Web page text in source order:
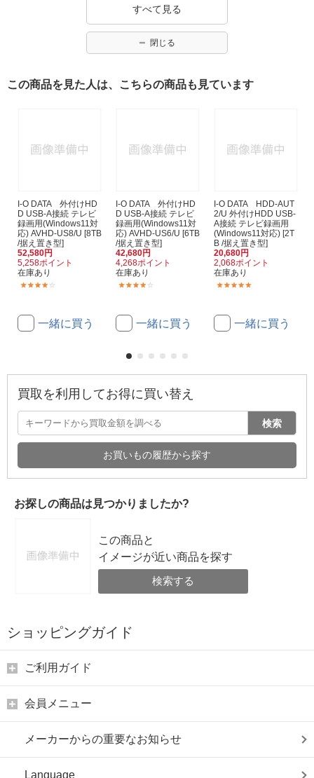
すべて見る
閉じる
この商品を見た人は、こちらの商品も見ています
I-O DATA 外付けHD
D USB-A接続 テレビ
録画用(Windows11対
応) AVHD-US8/U [8TB
/据え置き型]
52,580円
5,258ポイント
在庫あり
一緒に買う
I-O DATA 外付けHD
D USB-A接続 テレビ
録画用(Windows11対
応) AVHD-US6/U [6TB
/据え置き型]
42,680円
4,268ポイント
在庫あり
一緒に買う
I-O DATA HDD-AUT
2/U 外付けHDD USB-
A接続 テレビ録画用
(Windows11対応) [2T
B /据え置き型]
20,680円
2,068ポイント
在庫あり
一緒に買う
買取を利用してお得に買い替え
検索
お買いもの履歴から探す
お探しの商品は見つかりましたか?
この商品と
イメージが近い商品を探す
検索する
ショッピングガイド
ご利用ガイド
会員メニュー
メーカーからの重要なお知らせ
Language